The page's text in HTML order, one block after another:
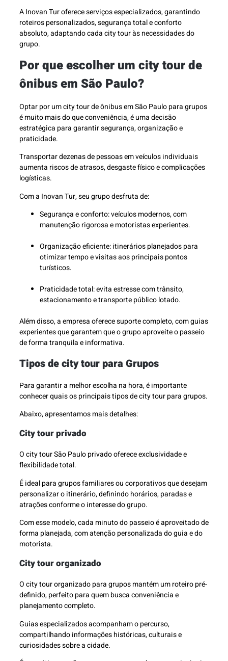
A Inovan Tur oferece serviços especializados, garantindo
roteiros personalizados, segurança total e conforto
absoluto, adaptando cada city tour às necessidades do
grupo.
Por que escolher um city tour de
ônibus em São Paulo?
Optar por um city tour de ônibus em São Paulo para grupos
é muito mais do que conveniência, é uma decisão
estratégica para garantir segurança, organização e
praticidade.
Transportar dezenas de pessoas em veículos individuais
aumenta riscos de atrasos, desgaste físico e complicações
logísticas.
Com a Inovan Tur, seu grupo desfruta de:
Segurança e conforto: veículos modernos, com
manutenção rigorosa e motoristas experientes.
Organização eficiente: itinerários planejados para
otimizar tempo e visitas aos principais pontos
turísticos.
Praticidade total: evita estresse com trânsito,
estacionamento e transporte público lotado.
Além disso, a empresa oferece suporte completo, com guias
experientes que garantem que o grupo aproveite o passeio
de forma tranquila e informativa.
Tipos de city tour para Grupos
Para garantir a melhor escolha na hora, é importante
conhecer quais os principais tipos de city tour para grupos.
Abaixo, apresentamos mais detalhes:
City tour privado
O city tour São Paulo privado oferece exclusividade e
flexibilidade total.
É ideal para grupos familiares ou corporativos que desejam
personalizar o itinerário, definindo horários, paradas e
atrações conforme o interesse do grupo.
Com esse modelo, cada minuto do passeio é aproveitado de
forma planejada, com atenção personalizada do guia e do
motorista.
City tour organizado
O city tour organizado para grupos mantém um roteiro pré-
definido, perfeito para quem busca conveniência e
planejamento completo.
Guias especializados acompanham o percurso,
compartilhando informações históricas, culturais e
curiosidades sobre a cidade.